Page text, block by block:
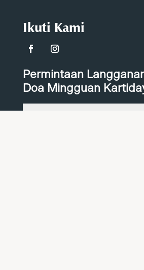
Ikuti Kami
Permintaan
Doa Mingguan